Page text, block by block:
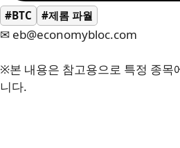
#BTC #제롬 파월
✉ eb@economybloc.com
※본 내용은 참고용으로 특정 종목
니다.